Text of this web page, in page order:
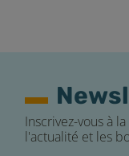
Inscrivez-vous à
l'actualité et les